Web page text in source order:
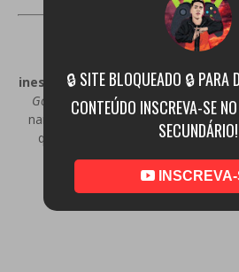
🔍
inesquecível, personagens
God of War Ragnarökpara PC é
narrativa poderosa e seu mundo
que um jogo — uma jornada
jogador muito depois
🔒 SITE BLOQUEADO 🔒 PARA
CONTEÚDO INSCREVA-SE
SECUNDÁRIO!
INSCREVA-